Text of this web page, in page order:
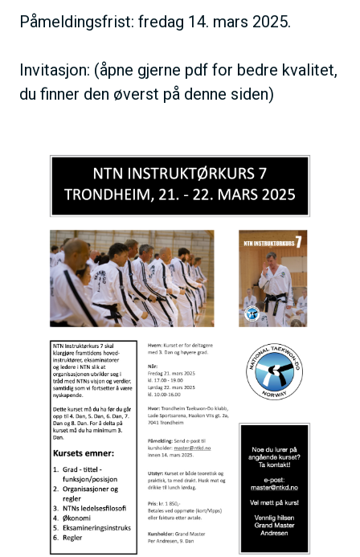
Påmeldingsfrist: fredag 14. mars 2025.
Invitasjon: (åpne gjerne pdf for bedre kvalitet,
du finner den øverst på denne siden)